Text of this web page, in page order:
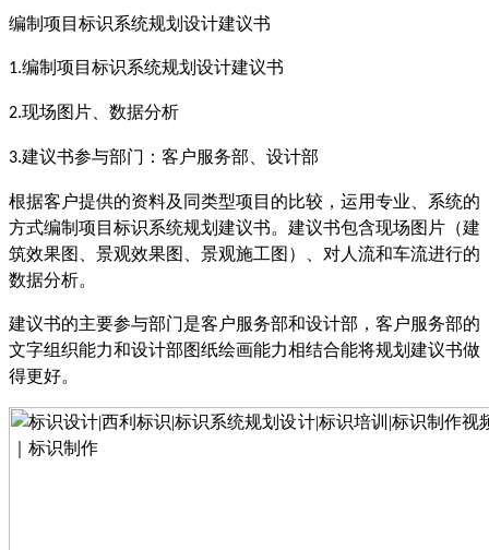
编制项目标识系统规划设计建议书
1.编制项目标识系统规划设计建议书
2.现场图片、数据分析
3.建议书参与部门：客户服务部、设计部
根据客户提供的资料及同类型项目的比较，运用专业、系统的
方式编制项目标识系统规划建议书。建议书包含现场图片（建
筑效果图、景观效果图、景观施工图）、对人流和车流进行的
数据分析。
建议书的主要参与部门是客户服务部和设计部，客户服务部的
文字组织能力和设计部图纸绘画能力相结合能将规划建议书做
得更好。